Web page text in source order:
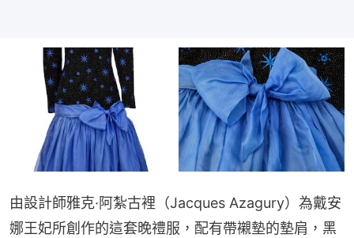
由設計師雅克·阿紮古裡（Jacques Azagury）為戴安
娜王妃所創作的這套晚禮服，配有帶襯墊的墊肩，黑